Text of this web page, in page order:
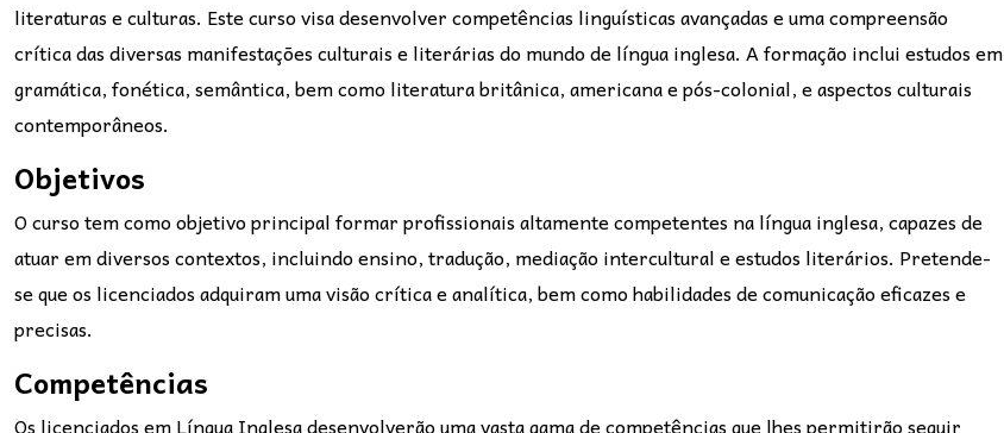
literaturas e culturas. Este curso visa desenvolver competências linguísticas avançadas e uma compreensão
crítica das diversas manifestações culturais e literárias do mundo de língua inglesa. A formação inclui estudos em
gramática, fonética, semântica, bem como literatura britânica, americana e pós-colonial, e aspectos culturais
contemporâneos.
Objetivos
O curso tem como objetivo principal formar profissionais altamente competentes na língua inglesa, capazes de
atuar em diversos contextos, incluindo ensino, tradução, mediação intercultural e estudos literários. Pretende-
se que os licenciados adquiram uma visão crítica e analítica, bem como habilidades de comunicação eficazes e
precisas.
Competências
Os licenciados em Língua Inglesa desenvolverão uma vasta gama de competências que lhes permitirão seguir